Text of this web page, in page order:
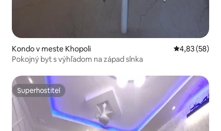
Kondo v meste Khopoli Priemerné
4,83 (58)
Pokojný byt s výhľadom na západ slnka
Superhostiteľ
Superhostiteľ